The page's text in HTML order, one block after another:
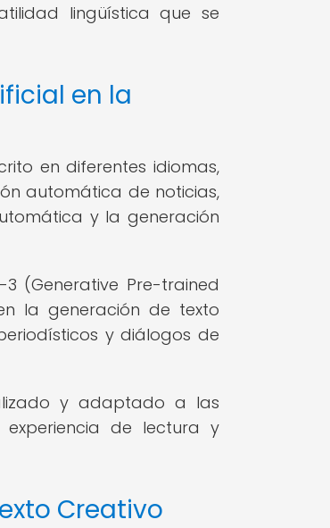
lingüística que se
en la
en diferentes idiomas,
automática de noticias,
y la generación
(Generative Pre-trained
la generación de texto
y diálogos de
y adaptado a las
de lectura y
Creativo